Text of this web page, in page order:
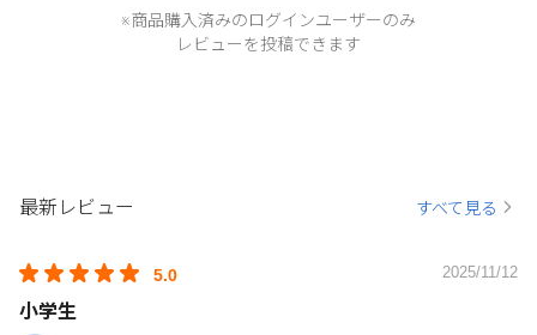
※商品購入済みのログインユーザーのみ
レビューを投稿できます
最新レビュー すべて見る
5.0 2025/11/12
小学生